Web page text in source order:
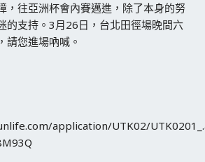
，往亞洲杯會內賽邁進，除了本身的努
的支持。3月26日，台北田徑場晚間六
請您進場吶喊。
application/UTK02/